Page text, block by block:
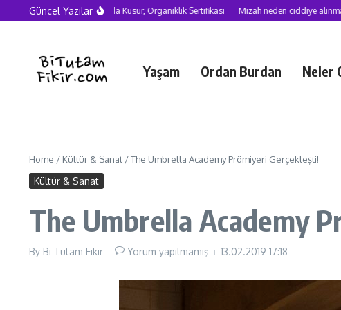
Skip to content
Güncel Yazılar
Yapay Zekâ Çağında Kusur, Organiklik Sertifikası Mizah neden ciddiye alınmalı?
Yaşam Ordan Burdan Neler
Home / Kültür & Sanat /The Umbrella Academy Prömiyeri Gerçekleşti!
Kültür & Sanat
The Umbrella Academy
By Bi Tutam Fikir Yorum yapılmamış 13.02.2019 17:18